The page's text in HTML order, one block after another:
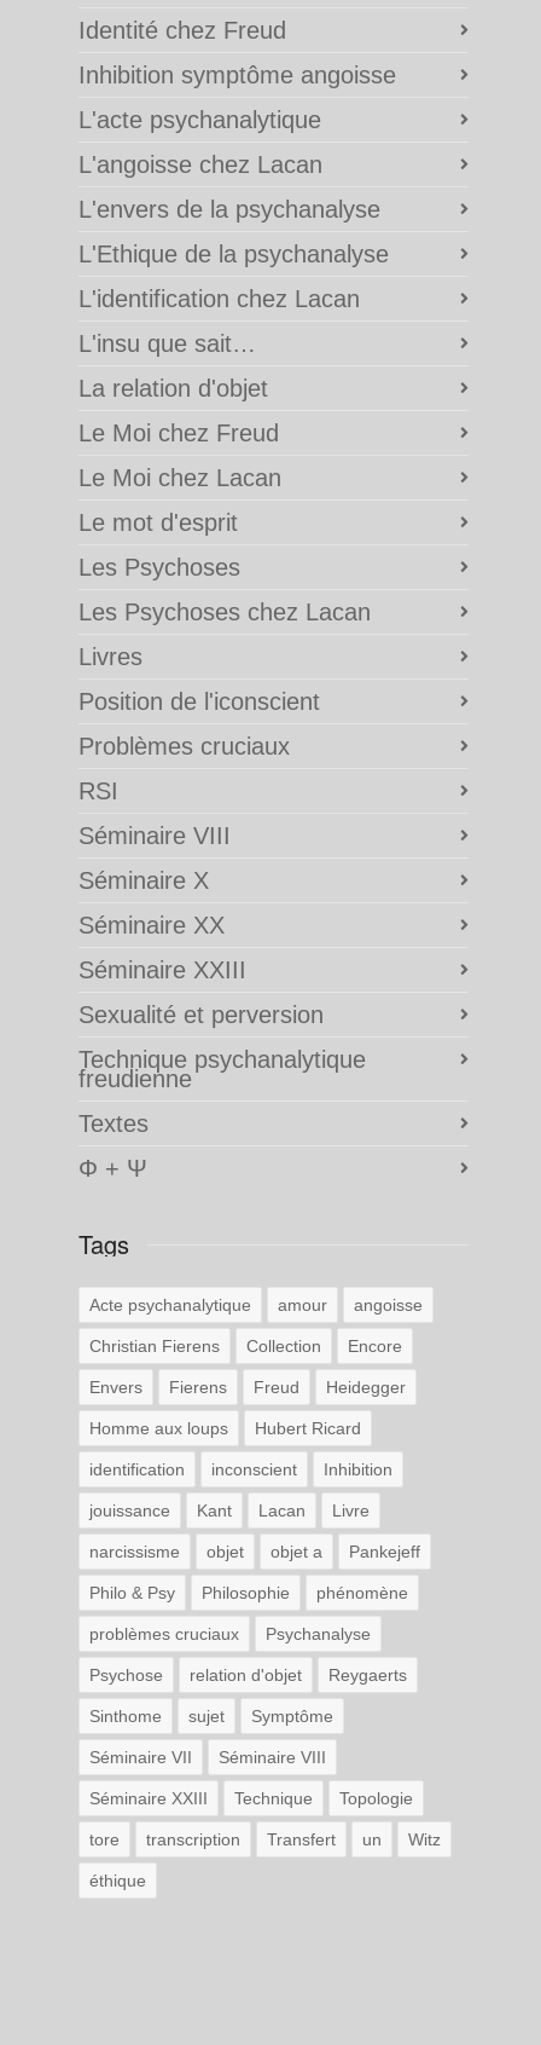
Identité chez Freud
Inhibition symptôme angoisse
L'acte psychanalytique
L'angoisse chez Lacan
L'envers de la psychanalyse
L'Ethique de la psychanalyse
L'identification chez Lacan
L'insu que sait…
La relation d'objet
Le Moi chez Freud
Le Moi chez Lacan
Le mot d'esprit
Les Psychoses
Les Psychoses chez Lacan
Livres
Position de l'iconscient
Problèmes cruciaux
RSI
Séminaire VIII
Séminaire X
Séminaire XX
Séminaire XXIII
Sexualité et perversion
Technique psychanalytique
freudienne
Textes
Φ + Ψ
Tags
Acte psychanalytique amour angoisse
Christian Fierens Collection Encore
Envers Fierens Freud Heidegger
Homme aux loups Hubert Ricard
identification inconscient Inhibition
jouissance Kant Lacan Livre
narcissisme objet objet a Pankejeff
Philo & Psy Philosophie phénomène
problèmes cruciaux Psychanalyse
Psychose relation d'objet Reygaerts
Sinthome sujet Symptôme
Séminaire VII Séminaire VIII
Séminaire XXIII Technique Topologie
tore transcription Transfert un Witz
éthique